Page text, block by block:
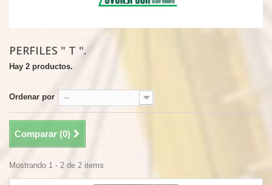
PERFILES " T ".
Hay 2 productos.
Ordenar por --
Comparar (0)
Mostrando 1 - 2 de 2 items